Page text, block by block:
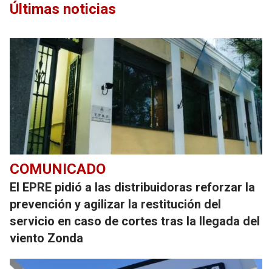
Últimas noticias
COMUNICADO
El EPRE pidió a las distribuidoras reforzar la
prevención y agilizar la restitución del
servicio en caso de cortes tras la llegada del
viento Zonda